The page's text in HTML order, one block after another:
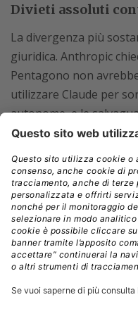
Divieti assoluti
La divergenza più
giuridica. Anthropic
Pentagono non
utilizzare Claude per
autonome, e le
nellaCostituzione di
OpenAI ha accettato
stabilisce che il
“per tutti gli scopi leciti”
queste pratiche solo
dalla legislazione
suo territorio.